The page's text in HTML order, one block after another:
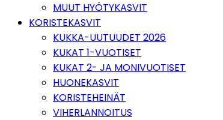
MUUT HYÖTYKASVIT
KORISTEKASVIT
KUKKA-UUTUUDET 2026
KUKAT 1-VUOTISET
KUKAT 2- JA MONIVUOTISET
HUONEKASVIT
KORISTEHEINÄT
VIHERLANNOITUS